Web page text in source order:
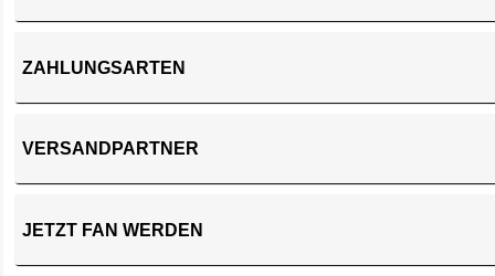
ZAHLUNGSARTEN
VERSANDPARTNER
JETZT FAN WERDEN